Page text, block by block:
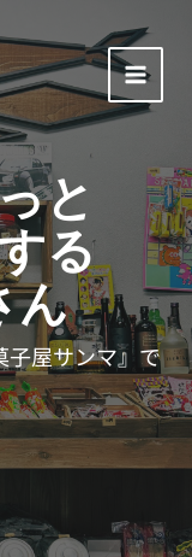
と
る
ん
子屋サンマ』で